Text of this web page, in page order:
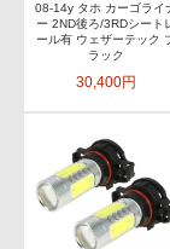
08-14y タホ カーゴライ
ー 2ND後ろ/3RDシート
ール有 ウェザーテック
ラック
30,400円